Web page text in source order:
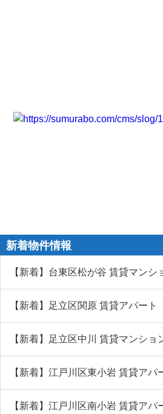
新着物件情報
【新着】台東区松が谷 賃貸マンシ
【新着】足立区関原 賃貸アパート
【新着】足立区中川 賃貸マンショ
【新着】江戸川区東小岩 賃貸アパ
【新着】江戸川区南小岩 賃貸アパ